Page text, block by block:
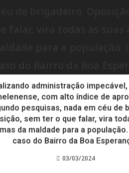
administração
com alto índice de
pesquisas, nada em céu de
sem ter o que falar, vira
da maldade para a
caso do Bairro da Boa
03/03/2024